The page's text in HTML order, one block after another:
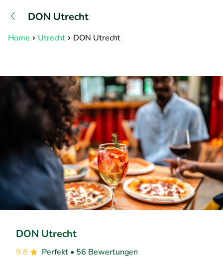
DON Utrecht
Home Utrecht DON Utrecht
DON Utrecht
9.8 Perfekt • 56 Bewertungen